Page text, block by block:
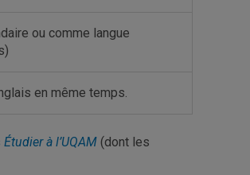
ou comme langue
en même temps.
Étudier à l’UQAM (dont les